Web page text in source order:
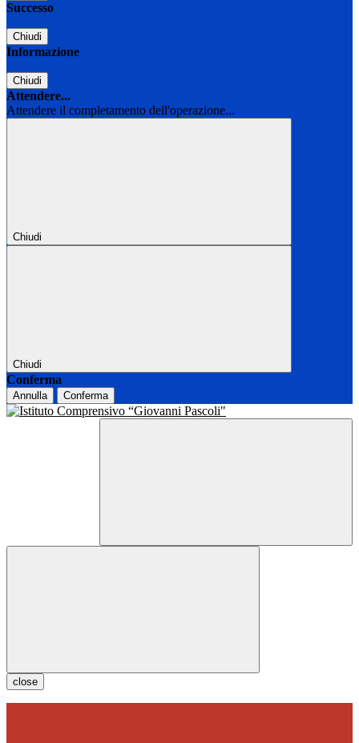
Successo
Chiudi
Informazione
Chiudi
Attendere...
Attendere il completamento dell'operazione...
Chiudi
Chiudi
Conferma
Annulla Conferma
close